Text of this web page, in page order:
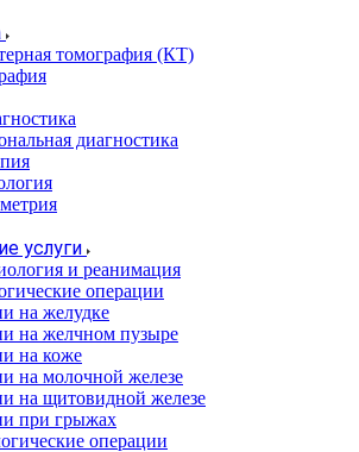
томография (КТ)
диагностика
услуги
и реанимация
операции
на желудке
на желчном пузыре
на коже
на молочной железе
на щитовидной железе
при грыжах
операции